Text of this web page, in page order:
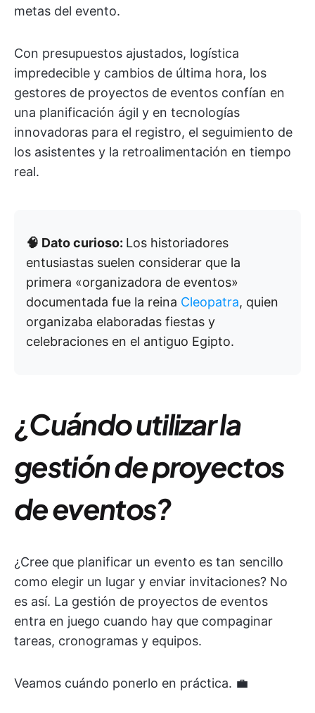
metas del evento.
Con presupuestos ajustados, logística
impredecible y cambios de última hora, los
gestores de proyectos de eventos confían en
una planificación ágil y en tecnologías
innovadoras para el registro, el seguimiento de
los asistentes y la retroalimentación en tiempo
real.
🧠 Dato curioso: Los historiadores
entusiastas suelen considerar que la
primera «organizadora de eventos»
documentada fue la reina Cleopatra, quien
organizaba elaboradas fiestas y
celebraciones en el antiguo Egipto.
¿Cuándo utilizar la
gestión de proyectos
de eventos?
¿Cree que planificar un evento es tan sencillo
como elegir un lugar y enviar invitaciones? No
es así. La gestión de proyectos de eventos
entra en juego cuando hay que compaginar
tareas, cronogramas y equipos.
Veamos cuándo ponerlo en práctica. 💼